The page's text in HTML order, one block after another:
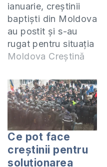
ianuarie, creștinii
baptiști din Moldova
au postit și s-au
rugat pentru situația
politică din țară.
nostru, ca și
creștini, în
soluționarea acestei
crize? Cum trebuie
să procedăm în
aceste vremuri
dificile? La aceste și
Moldova Creștină
Ce pot face
creștinii pentru
soluționarea